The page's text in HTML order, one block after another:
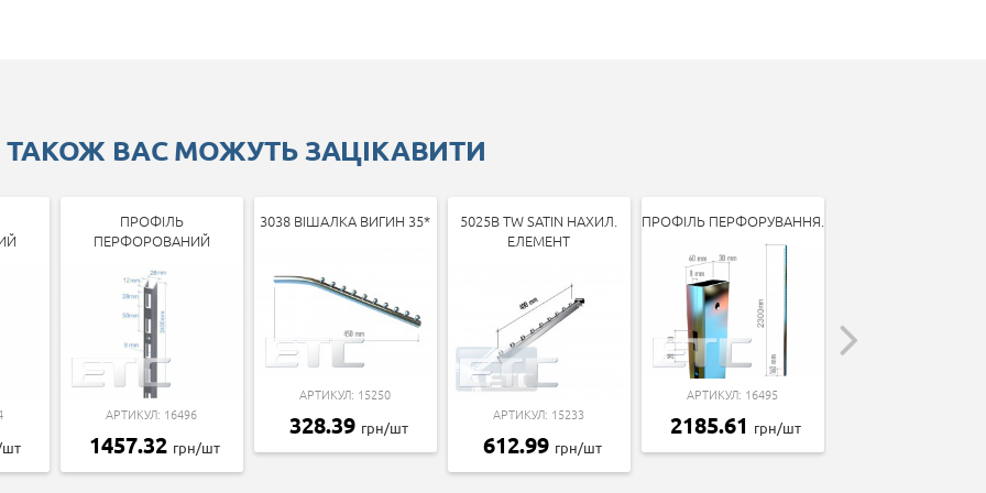
ТАКОЖ ВАС МОЖУТЬ ЗАЦІКАВИТИ
шт
ПРОФІЛЬ
ПЕРФОРОВАНИЙ
АРТИКУЛ: 16496
1457.32 грн/шт
3038 ВІШАЛКА ВИГИН 35*
АРТИКУЛ: 15250
328.39 грн/шт
5025B TW SATIN НАХИЛ.
ЕЛЕМЕНТ
АРТИКУЛ: 15233
612.99 грн/шт
ПРОФІЛЬ ПЕРФОРУВАННЯ.
АРТИКУЛ: 16495
2185.61 грн/шт